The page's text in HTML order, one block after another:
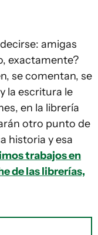
amigas
exactamente?
se comentan, se
la escritura le
en la librería
otro punto de
historia y esa
trabajos en
de las librerías,